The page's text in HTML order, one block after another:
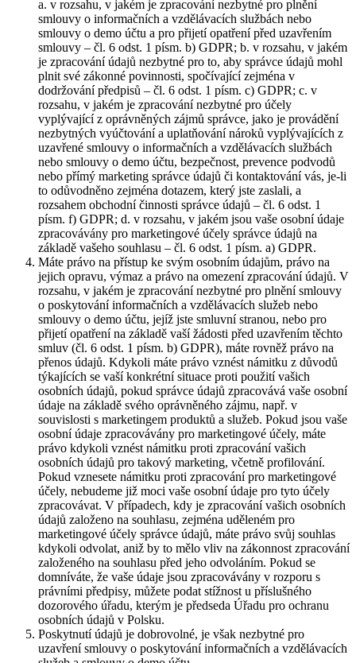
a. v rozsahu, v jakém je zpracování nezbytné pro plnění
smlouvy o informačních a vzdělávacích službách nebo
smlouvy o demo účtu a pro přijetí opatření před uzavřením
smlouvy – čl. 6 odst. 1 písm. b) GDPR; b. v rozsahu, v jakém
je zpracování údajů nezbytné pro to, aby správce údajů mohl
plnit své zákonné povinnosti, spočívající zejména v
dodržování předpisů – čl. 6 odst. 1 písm. c) GDPR; c. v
rozsahu, v jakém je zpracování nezbytné pro účely
vyplývající z oprávněných zájmů správce, jako je provádění
nezbytných vyúčtování a uplatňování nároků vyplývajících z
uzavřené smlouvy o informačních a vzdělávacích službách
nebo smlouvy o demo účtu, bezpečnost, prevence podvodů
nebo přímý marketing správce údajů či kontaktování vás, je-li
to odůvodněno zejména dotazem, který jste zaslali, a
rozsahem obchodní činnosti správce údajů – čl. 6 odst. 1
písm. f) GDPR; d. v rozsahu, v jakém jsou vaše osobní údaje
zpracovávány pro marketingové účely správce údajů na
základě vašeho souhlasu – čl. 6 odst. 1 písm. a) GDPR.
Máte právo na přístup ke svým osobním údajům, právo na
jejich opravu, výmaz a právo na omezení zpracování údajů. V
rozsahu, v jakém je zpracování nezbytné pro plnění smlouvy
o poskytování informačních a vzdělávacích služeb nebo
smlouvy o demo účtu, jejíž jste smluvní stranou, nebo pro
přijetí opatření na základě vaší žádosti před uzavřením těchto
smluv (čl. 6 odst. 1 písm. b) GDPR), máte rovněž právo na
přenos údajů. Kdykoli máte právo vznést námitku z důvodů
týkajících se vaší konkrétní situace proti použití vašich
osobních údajů, pokud správce údajů zpracovává vaše osobní
údaje na základě svého oprávněného zájmu, např. v
souvislosti s marketingem produktů a služeb. Pokud jsou vaše
osobní údaje zpracovávány pro marketingové účely, máte
právo kdykoli vznést námitku proti zpracování vašich
osobních údajů pro takový marketing, včetně profilování.
Pokud vznesete námitku proti zpracování pro marketingové
účely, nebudeme již moci vaše osobní údaje pro tyto účely
zpracovávat. V případech, kdy je zpracování vašich osobních
údajů založeno na souhlasu, zejména uděleném pro
marketingové účely správce údajů, máte právo svůj souhlas
kdykoli odvolat, aniž by to mělo vliv na zákonnost zpracování
založeného na souhlasu před jeho odvoláním. Pokud se
domníváte, že vaše údaje jsou zpracovávány v rozporu s
právními předpisy, můžete podat stížnost u příslušného
dozorového úřadu, kterým je předseda Úřadu pro ochranu
osobních údajů v Polsku.
Poskytnutí údajů je dobrovolné, je však nezbytné pro
uzavření smlouvy o poskytování informačních a vzdělávacích